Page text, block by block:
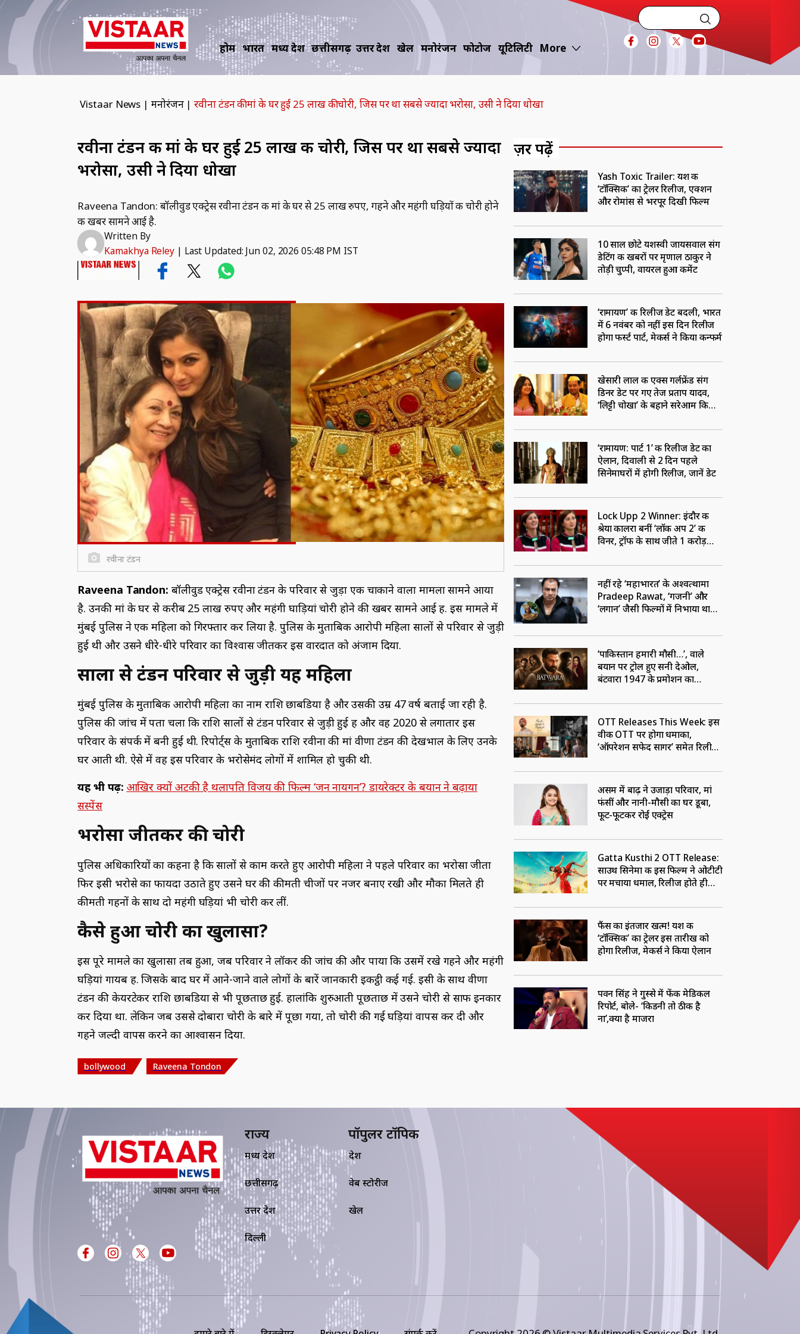
होम भारत मध्य प्रदेश छत्तीसगढ़ उत्तर प्रदेश खेल मनोरंजन फोटोज यूटिलिटी More
Vistaar News | मनोरंजन | रवीना टंडन की मां के घर हुई 25 लाख की चोरी, जिस पर था सबसे ज्यादा भरोसा, उसी ने दिया धोखा
रवीना टंडन की मां के घर हुई 25 लाख की चोरी, जिस पर था सबसे ज्यादा
भरोसा, उसी ने दिया धोखा
Raveena Tandon: बॉलीवुड एक्ट्रेस रवीना टंडन की मां के घर से 25 लाख रुपए, गहने और महंगी घड़ियों की चोरी होने
की खबर सामने आई है.
Written By
Kamakhya Reley | Last Updated: Jun 02, 2026 05:48 PM IST
रवीना टंडन
Raveena Tandon: बॉलीवुड एक्ट्रेस रवीना टंडन के परिवार से जुड़ा एक चौंकाने वाला मामला सामने आया
है. उनकी मां के घर से करीब 25 लाख रुपए और महंगी घाड़ियां चोरी होने की खबर सामने आई हैं. इस मामले में
मुंबई पुलिस ने एक महिला को गिरफ्तार कर लिया है. पुलिस के मुताबिक आरोपी महिला सालों से परिवार से जुड़ी
हुई थी और उसने धीरे-धीरे परिवार का विश्वास जीतकर इस वारदात को अंजाम दिया.
सालों से टंडन परिवार से जुड़ी यह महिला
मुंबई पुलिस के मुताबिक आरोपी महिला का नाम राशि छाबडिया है और उसकी उम्र 47 वर्ष बताई जा रही है.
पुलिस की जांच में पता चला कि राशि सालों से टंडन परिवार से जुड़ी हुई हैं और वह 2020 से लगातार इस
परिवार के संपर्क में बनी हुई थी. रिपोर्ट्स के मुताबिक राशि रवीना की मां वीणा टंडन की देखभाल के लिए उनके
घर आती थी. ऐसे में वह इस परिवार के भरोसेमंद लोगों में शामिल हो चुकी थी.
यह भी पढ़ें: आखिर क्यों अटकी है थलापति विजय की फिल्म ‘जन नायगन’? डायरेक्टर के बयान ने बढ़ाया
सस्पेंस
भरोसा जीतकर की चोरी
पुलिस अधिकारियों का कहना है कि सालों से काम करते हुए आरोपी महिला ने पहले परिवार का भरोसा जीता
फिर इसी भरोसे का फायदा उठाते हुए उसने घर की कीमती चीजों पर नजर बनाए रखी और मौका मिलते ही
कीमती गहनों के साथ दो महंगी घड़ियां भी चोरी कर लीं.
कैसे हुआ चोरी का खुलासा?
इस पूरे मामले का खुलासा तब हुआ, जब परिवार ने लॉकर की जांच की और पाया कि उसमें रखे गहने और महंगी
घड़ियां गायब हैं. जिसके बाद घर में आने-जाने वाले लोगों के बारें जानकारी इकट्ठी कई गई. इसी के साथ वीणा
टंडन की केयरटेकर राशि छाबडिया से भी पूछताछ हुई. हालांकि शुरुआती पूछताछ में उसने चोरी से साफ इनकार
कर दिया था. लेकिन जब उससे दोबारा चोरी के बारे में पूछा गया, तो चोरी की गई घड़ियां वापस कर दी और
गहने जल्दी वापस करने का आश्वासन दिया.
bollywood Raveena Tondon
ज़रूर पढ़ें
Yash Toxic Trailer: यश की
‘टॉक्सिक’ का ट्रेलर रिलीज, एक्शन
और रोमांस से भरपूर दिखी फिल्म
10 साल छोटे यशस्वी जायसवाल संग
डेटिंग की खबरों पर मृणाल ठाकुर ने
तोड़ी चुप्पी, वायरल हुआ कमेंट
‘रामायण’ की रिलीज डेट बदली, भारत
में 6 नवंबर को नहीं इस दिन रिलीज
होगा फर्स्ट पार्ट, मेकर्स ने किया कन्फर्म
खेसारी लाल की एक्स गर्लफ्रेंड संग
डिनर डेट पर गए तेज प्रताप यादव,
‘लिट्टी चोखा’ के बहाने सरेआम किया
‘रामायण: पार्ट 1’ की रिलीज डेट का
ऐलान, दिवाली से 2 दिन पहले
सिनेमाघरों में होगी रिलीज, जानें डेट
Lock Upp 2 Winner: इंदौर की
श्रेया कालरा बनीं ‘लॉक अप 2’ की
विनर, ट्रॉफी के साथ जीते 1 करोड़
नहीं रहे ‘महाभारत’ के अश्वत्थामा
Pradeep Rawat, ‘गजनी’ और
‘लगान’ जैसी फिल्मों में निभाया था
‘पाकिस्तान हमारी मौसी…’, वाले
बयान पर ट्रोल हुए सनी देओल,
बंटवारा 1947 के प्रमोशन का
OTT Releases This Week: इस
वीक OTT पर होगा धमाका,
‘ऑपरेशन सफेद सागर’ समेत रिलीज
असम में बाढ़ ने उजाड़ा परिवार, मां
फंसीं और नानी-मौसी का घर डूबा,
फूट-फूटकर रोईं एक्ट्रेस
Gatta Kusthi 2 OTT Release:
साउथ सिनेमा की इस फिल्म ने ओटीटी
पर मचाया धमाल, रिलीज होते ही
फैंस का इंतजार खत्म! यश की
‘टॉक्सिक’ का ट्रेलर इस तारीख को
होगा रिलीज, मेकर्स ने किया ऐलान
पवन सिंह ने गुस्से में फेंकी मेडिकल
रिपोर्ट, बोले- ‘किडनी तो ठीक है
ना’,क्या है माजरा
राज्य
मध्य प्रदेश
छत्तीसगढ़
उत्तर प्रदेश
दिल्ली
पॉपुलर टॉपिक
देश
वेब स्टोरीज
खेल